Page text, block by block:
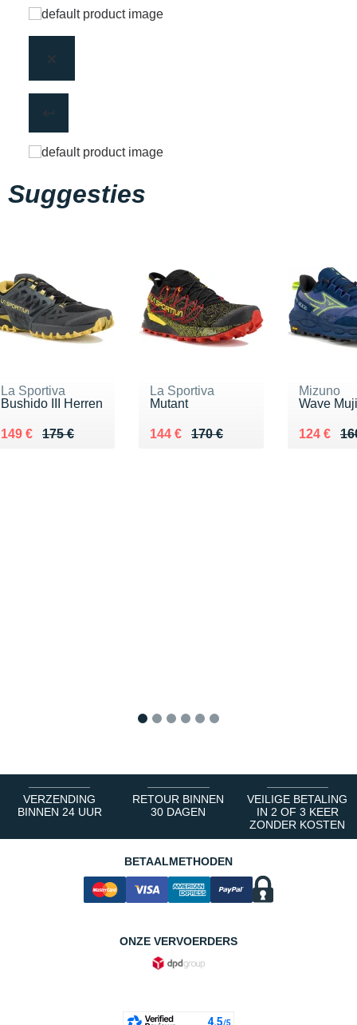
Suggesties
La Sportiva
Bushido III Herren
175 €
Au lieu de 175 €
149 €
Vendu 149 €
La Sportiva
Mutant
170 €
Au lieu de 170 €
144 €
Vendu 144 €
Mizuno
Wave
Au lieu
124 €
Vendu
VERZENDING
BINNEN 24 UUR
RETOUR BINNEN
30 DAGEN
VEILIGE BETALING
IN 2 OF 3 KEER
ZONDER KOSTEN
BETAALMETHODEN
ONZE VERVOERDERS